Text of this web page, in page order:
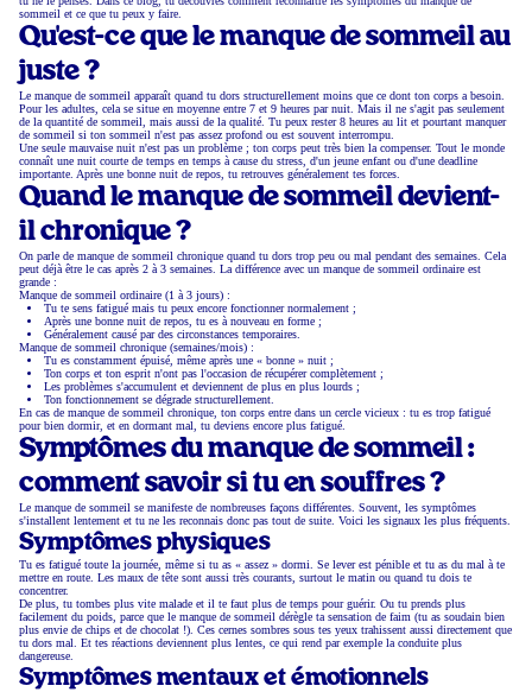
sommeil et ce que tu peux y faire.
Qu'est-ce que le manque de sommeil au
juste ?
Le manque de sommeil apparaît quand tu dors structurellement moins que ce dont ton corps a besoin.
Pour les adultes, cela se situe en moyenne entre 7 et 9 heures par nuit. Mais il ne s'agit pas seulement
de la quantité de sommeil, mais aussi de la qualité. Tu peux rester 8 heures au lit et pourtant manquer
de sommeil si ton sommeil n'est pas assez profond ou est souvent interrompu.
Une seule mauvaise nuit n'est pas un problème ; ton corps peut très bien la compenser. Tout le monde
connaît une nuit courte de temps en temps à cause du stress, d'un jeune enfant ou d'une deadline
importante. Après une bonne nuit de repos, tu retrouves généralement tes forces.
Quand le manque de sommeil devient-
il chronique ?
On parle de manque de sommeil chronique quand tu dors trop peu ou mal pendant des semaines. Cela
peut déjà être le cas après 2 à 3 semaines. La différence avec un manque de sommeil ordinaire est
grande :
Manque de sommeil ordinaire (1 à 3 jours) :
Tu te sens fatigué mais tu peux encore fonctionner normalement ;
Après une bonne nuit de repos, tu es à nouveau en forme ;
Généralement causé par des circonstances temporaires.
Manque de sommeil chronique (semaines/mois) :
Tu es constamment épuisé, même après une « bonne » nuit ;
Ton corps et ton esprit n'ont pas l'occasion de récupérer complètement ;
Les problèmes s'accumulent et deviennent de plus en plus lourds ;
Ton fonctionnement se dégrade structurellement.
En cas de manque de sommeil chronique, ton corps entre dans un cercle vicieux : tu es trop fatigué
pour bien dormir, et en dormant mal, tu deviens encore plus fatigué.
Symptômes du manque de sommeil :
comment savoir si tu en souffres ?
Le manque de sommeil se manifeste de nombreuses façons différentes. Souvent, les symptômes
s'installent lentement et tu ne les reconnais donc pas tout de suite. Voici les signaux les plus fréquents.
Symptômes physiques
Tu es fatigué toute la journée, même si tu as « assez » dormi. Se lever est pénible et tu as du mal à te
mettre en route. Les maux de tête sont aussi très courants, surtout le matin ou quand tu dois te
concentrer.
De plus, tu tombes plus vite malade et il te faut plus de temps pour guérir. Ou tu prends plus
facilement du poids, parce que le manque de sommeil dérègle ta sensation de faim (tu as soudain bien
plus envie de chips et de chocolat !). Ces cernes sombres sous tes yeux trahissent aussi directement que
tu dors mal. Et tes réactions deviennent plus lentes, ce qui rend par exemple la conduite plus
dangereuse.
Symptômes mentaux et émotionnels